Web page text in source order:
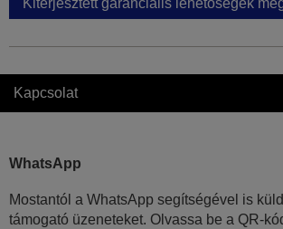
Kiterjesztett garanciális lehetőségek
Kapcsolat
WhatsApp
Mostantól a WhatsApp segítségével is
támogató üzeneteket. Olvassa be a QR-